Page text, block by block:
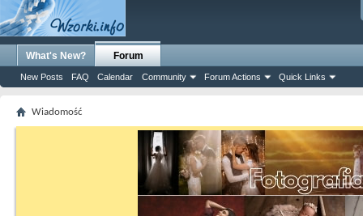
What's New? Forum
New Posts FAQ Calendar Community Forum Actions Quick Links
Wiadomość